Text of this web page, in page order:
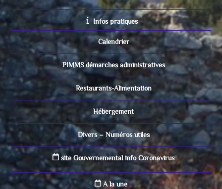
Infos pratiques
Calendrier
PIMMS démarches administratives
Restaurants-Alimentation
Hébergement
Divers – Numéros utiles
site Gouvernemental info Coronavirus
A la une